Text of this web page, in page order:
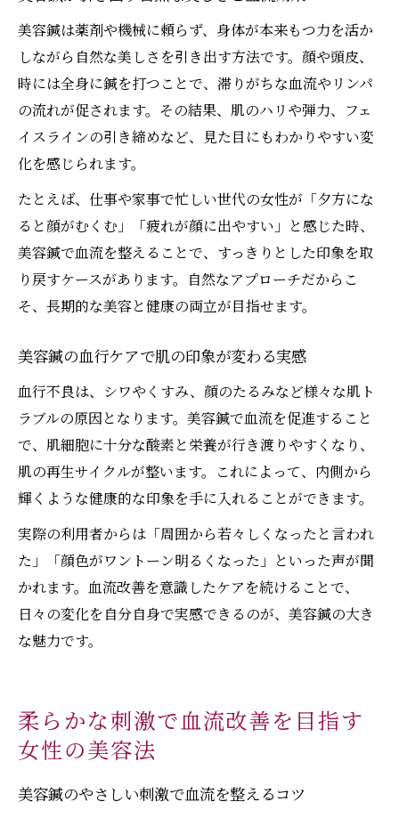
美容鍼は薬剤や機械に頼らず、身体が本来もつ力を活か
しながら自然な美しさを引き出す方法です。顔や頭皮、
時には全身に鍼を打つことで、滞りがちな血流やリンパ
の流れが促されます。その結果、肌のハリや弾力、フェ
イスラインの引き締めなど、見た目にもわかりやすい変
化を感じられます。
たとえば、仕事や家事で忙しい世代の女性が「夕方にな
ると顔がむくむ」「疲れが顔に出やすい」と感じた時、
美容鍼で血流を整えることで、すっきりとした印象を取
り戻すケースがあります。自然なアプローチだからこ
そ、長期的な美容と健康の両立が目指せます。
美容鍼の血行ケアで肌の印象が変わる実感
血行不良は、シワやくすみ、顔のたるみなど様々な肌ト
ラブルの原因となります。美容鍼で血流を促進すること
で、肌細胞に十分な酸素と栄養が行き渡りやすくなり、
肌の再生サイクルが整います。これによって、内側から
輝くような健康的な印象を手に入れることができます。
実際の利用者からは「周囲から若々しくなったと言われ
た」「顔色がワントーン明るくなった」といった声が聞
かれます。血流改善を意識したケアを続けることで、
日々の変化を自分自身で実感できるのが、美容鍼の大き
な魅力です。
柔らかな刺激で血流改善を目指す
女性の美容法
美容鍼のやさしい刺激で血流を整えるコツ